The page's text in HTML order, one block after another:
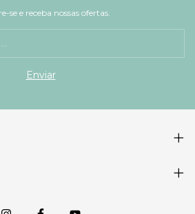
se e receba nossas ofertas.